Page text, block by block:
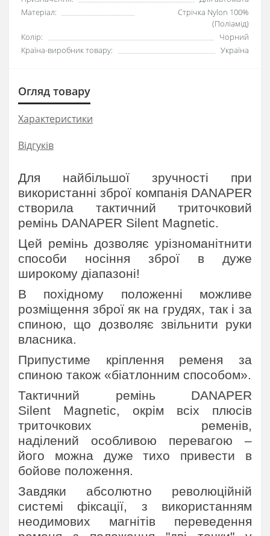
Матеріал:
Стрічка Nylon 100%
(Поліамід)
Колір:
Чорний
Країна-виробник товару:
Україна
Огляд товару
Характеристики
Відгуків
Для найбільшої зручності при
використанні зброї компанія DANAPER
створила тактичний триточковий
ремінь DANAPER Silent Magnetic.
Цей ремінь дозволяє урізноманітнити
способи носіння зброї в дуже
широкому діапазоні!
В похідному положенні можливе
розміщення зброї як на грудях, так і за
спиною, що дозволяє звільнити руки
власника.
Припустиме кріплення ременя за
спиною також «біатлонним способом».
Тактичний ремінь DANAPER
Silent Magnetic, окрім всіх плюсів
триточкових ременів,
наділений особливою перевагою –
його можна дуже тихо привести в
бойове положення.
Завдяки абсолютно революційній
системі фіксації, з використанням
неодимових магнітів переведення